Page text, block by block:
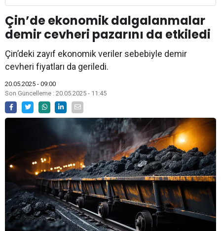
Çin’de ekonomik dalgalanmalar
demir cevheri pazarını da etkiledi
Çin’deki zayıf ekonomik veriler sebebiyle demir
cevheri fiyatları da geriledi.
20.05.2025 - 09:00
Son Güncelleme : 20.05.2025 - 11:45